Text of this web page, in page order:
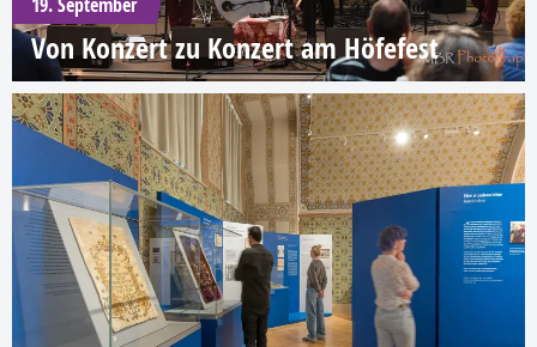
Von Konzert zu Konzert am Höfefest